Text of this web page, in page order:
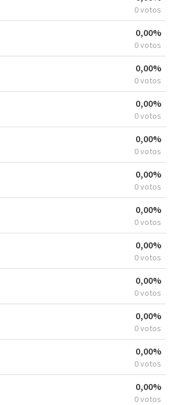
0 votos
0,00%
0 votos
0,00%
0 votos
0,00%
0 votos
0,00%
0 votos
0,00%
0 votos
0,00%
0 votos
0,00%
0 votos
0,00%
0 votos
0,00%
0 votos
0,00%
0 votos
0,00%
0 votos